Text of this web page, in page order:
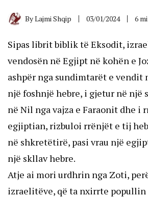
ByLajmi Shqip 03/01/2024 6
Sipas librit biblik të Eksodit,
vendosën në Egjipt në kohën e
ashpër nga sundimtarët e vendit
një foshnjë hebre, i gjetur në një
në Nil nga vajza e Faraonit dhe i
egjiptian, rizbuloi rrënjët e tij
në shkretëtirë, pasi vrau një
një skllav hebre.
Atje ai mori urdhrin nga Zoti,
izraelitëve, që ta nxirrte